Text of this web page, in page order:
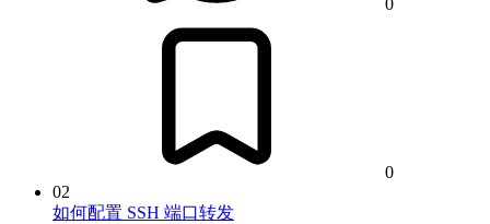
0
0
02
如何配置 SSH 端口转发